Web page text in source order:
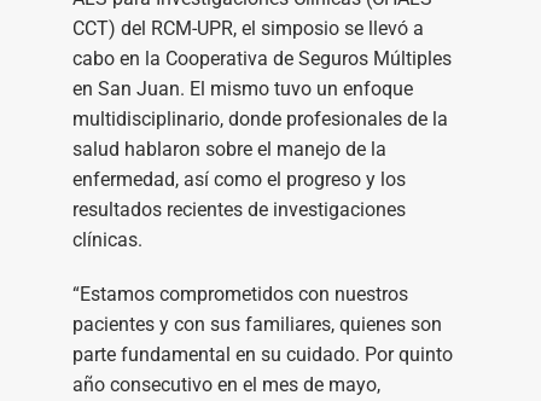
CCT) del RCM-UPR, el simposio se llevó a
cabo en la Cooperativa de Seguros Múltiples
en San Juan. El mismo tuvo un enfoque
multidisciplinario, donde profesionales de la
salud hablaron sobre el manejo de la
enfermedad, así como el progreso y los
resultados recientes de investigaciones
clínicas.
“Estamos comprometidos con nuestros
pacientes y con sus familiares, quienes son
parte fundamental en su cuidado. Por quinto
año consecutivo en el mes de mayo,